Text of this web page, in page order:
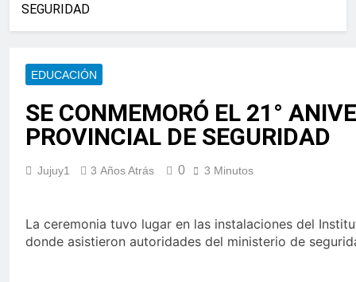
SEGURIDAD
EDUCACIÓN
SE CONMEMORÓ EL 21°
PROVINCIAL DE SEGURIDAD
Jujuy1 3 Años Atrás 0 3 Minutos
La ceremonia tuvo lugar en las instalaciones del
donde asistieron autoridades del ministerio de